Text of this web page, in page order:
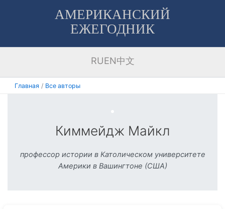
АМЕРИКАНСКИЙ
ЕЖЕГОДНИК
RUEN中文
Главная Все авторы
Киммейдж Майкл
профессор истории в Католическом университете
Америки в Вашингтоне (США)